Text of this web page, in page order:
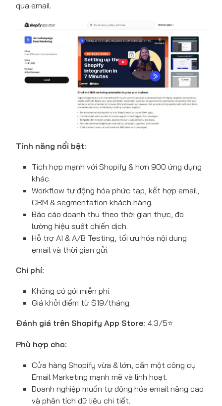
qua email.
Tính năng nổi bật:
Tích hợp mạnh với Shopify & hơn 900 ứng dụng
khác.
Workflow tự động hóa phức tạp, kết hợp email,
CRM & segmentation khách hàng.
Báo cáo doanh thu theo thời gian thực, đo
lường hiệu suất chiến dịch.
Hỗ trợ AI & A/B Testing, tối ưu hóa nội dung
email và thời gian gửi.
Chi phí:
Không có gói miễn phí.
Giá khởi điểm từ $19/tháng.
Đánh giá trên Shopify App Store: 4.3/5⭐
Phù hợp cho:
Cửa hàng Shopify vừa & lớn, cần một công cụ
Email Marketing mạnh mẽ và linh hoạt.
Doanh nghiệp muốn tự động hóa email nâng cao
và phân tích dữ liệu chi tiết.